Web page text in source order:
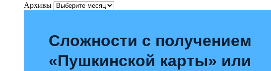
Архивы
Сложности с получением
«Пушкинской карты» или